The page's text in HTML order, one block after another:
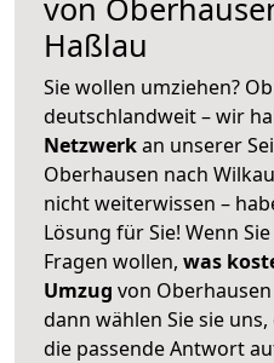
Haßlau
Sie wollen umziehen?
deutschlandweit – wir
Netzwerkan unserer
Oberhausen nach
nicht weiterwissen –
Lösung für Sie! Wenn
Fragen wollen, was
Umzug von
dann wählen Sie sie
die passende Antwort